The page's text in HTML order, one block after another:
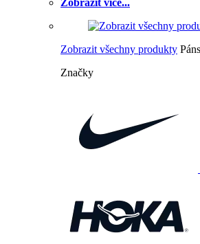
Zobrazit více...
Zobrazit všechny produkty
Značky